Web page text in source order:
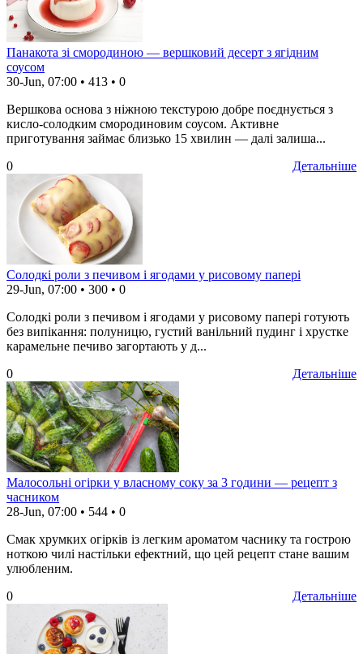
Панакота зі смородиною — вершковий десерт з ягідним
соусом
30-Jun, 07:00 • 413 • 0
Вершкова основа з ніжною текстурою добре поєднується з
кисло-солодким смородиновим соусом. Активне
приготування займає близько 15 хвилин — далі залиша...
Детальніше
0
Солодкі роли з печивом і ягодами у рисовому папері
29-Jun, 07:00 • 300 • 0
Солодкі роли з печивом і ягодами у рисовому папері готують
без випікання: полуницю, густий ванільний пудинг і хрустке
карамельне печиво загортають у д...
Детальніше
0
Малосольні огірки у власному соку за 3 години — рецепт з
часником
28-Jun, 07:00 • 544 • 0
Смак хрумких огірків із легким ароматом часнику та гострою
ноткою чилі настільки ефектний, що цей рецепт стане вашим
улюбленим.
Детальніше
0